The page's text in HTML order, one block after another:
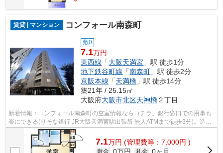
賃貸 | マンション コンフォール南森町
敷0
7.1万円
東西線 「大阪天満宮 」駅 徒歩1分
地下鉄谷町線 「南森町 」駅 徒歩2分
京阪本線 「天満橋 」駅 徒歩14分
築21年 / 25.15㎡
大阪府大阪市北区天神橋２丁目
新着情報：コンフォール南森町の空室情報ならコチラ。銀行窓口での用事も
楽にできる(りそな銀行 JR大阪天満宮駅出張所 無人ATMまで徒歩3分)。造り
とデザインに関して、自信をもって情...
7.1万円 (管理費等：7,000円 )
敷金 礼金